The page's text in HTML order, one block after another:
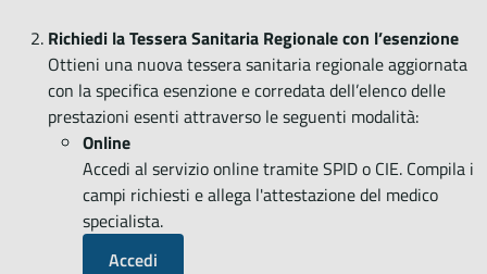
Richiedi la Tessera Sanitaria Regionale con l’esenzione
Ottieni una nuova tessera sanitaria regionale aggiornata
con la specifica esenzione e corredata dell’elenco delle
prestazioni esenti attraverso le seguenti modalità:
Online
Accedi al servizio online tramite SPID o CIE. Compila i
campi richiesti e allega l'attestazione del medico
specialista.
Accedi